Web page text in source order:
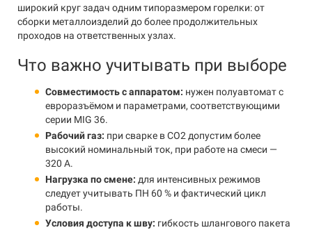
широкий круг задач одним типоразмером горелки: от
сборки металлоизделий до более продолжительных
проходов на ответственных узлах.
Что важно учитывать при выборе
Совместимость с аппаратом: нужен полуавтомат с
евроразъёмом и параметрами, соответствующими
серии MIG 36.
Рабочий газ: при сварке в CO2 допустим более
высокий номинальный ток, при работе на смеси —
320 А.
Нагрузка по смене: для интенсивных режимов
следует учитывать ПН 60 % и фактический цикл
работы.
Условия доступа к шву: гибкость шлангового пакета